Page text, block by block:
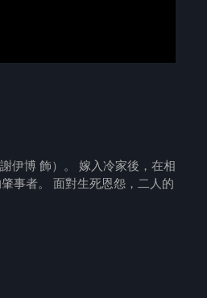
伊博 飾）。 嫁入冷家後，在相
事者。 面對生死恩怨，二人的